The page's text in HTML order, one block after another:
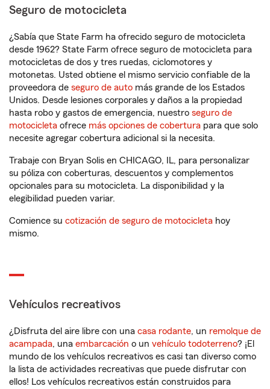
Seguro de motocicleta
¿Sabía que State Farm ha ofrecido seguro de motocicleta
desde 1962? State Farm ofrece seguro de motocicleta para
motocicletas de dos y tres ruedas, ciclomotores y
motonetas. Usted obtiene el mismo servicio confiable de la
proveedora de seguro de auto más grande de los Estados
Unidos. Desde lesiones corporales y daños a la propiedad
hasta robo y gastos de emergencia, nuestro seguro de
motocicleta ofrece más opciones de cobertura para que solo
necesite agregar cobertura adicional si la necesita.
Trabaje con Bryan Solis en CHICAGO, IL, para personalizar
su póliza con coberturas, descuentos y complementos
opcionales para su motocicleta. La disponibilidad y la
elegibilidad pueden variar.
Comience su cotización de seguro de motocicleta hoy
mismo.
Vehículos recreativos
¿Disfruta del aire libre con una casa rodante, un remolque de
acampada, una embarcación o un vehículo todoterreno? ¡El
mundo de los vehículos recreativos es casi tan diverso como
la lista de actividades recreativas que puede disfrutar con
ellos! Los vehículos recreativos están construidos para